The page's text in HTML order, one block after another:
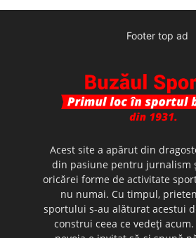
Footer top ad
Acest site a apărut din
din pasiune pentru jurnalism
oricărei forme de activitate
nu numai. Cu timpul,
sportului s-au alăturat acestui
construi ceea ce vedeţi